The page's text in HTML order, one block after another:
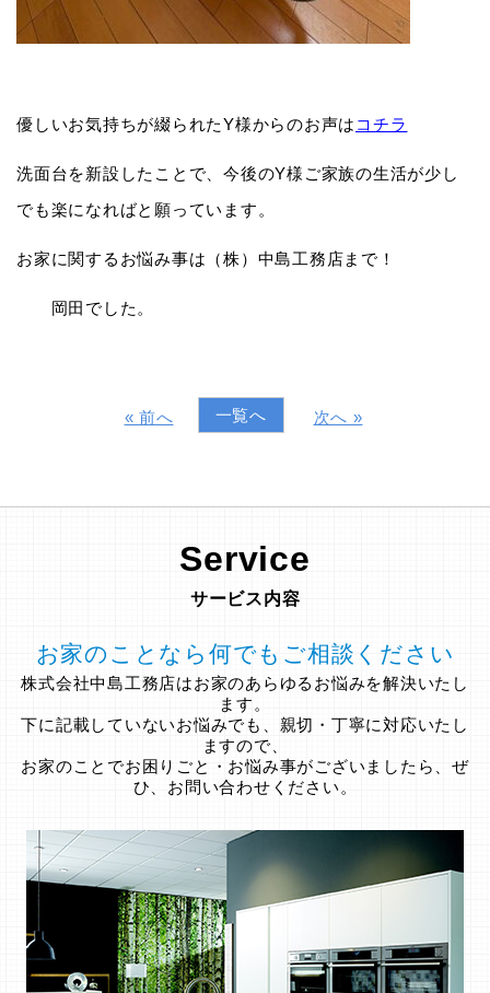
優しいお気持ちが綴られたY様からのお声は コチラ
洗面台を新設したことで、今後のY様ご家族の生活が少し
でも楽になればと願っています。
お家に関するお悩み事は（株）中島工務店まで！
岡田でした。
« 前へ 一覧へ 次へ »
Service
サービス内容
お家のことなら何でもご相談ください
株式会社中島工務店はお家のあらゆるお悩みを解決いたし
ます。
下に記載していないお悩みでも、親切・丁寧に対応いたし
ますので、
お家のことでお困りごと・お悩み事がございましたら、ぜ
ひ、お問い合わせください。